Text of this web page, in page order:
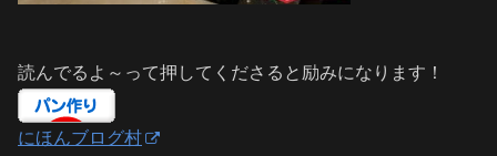
読んでるよ～って押してくださると励みになります！
にほんブログ村